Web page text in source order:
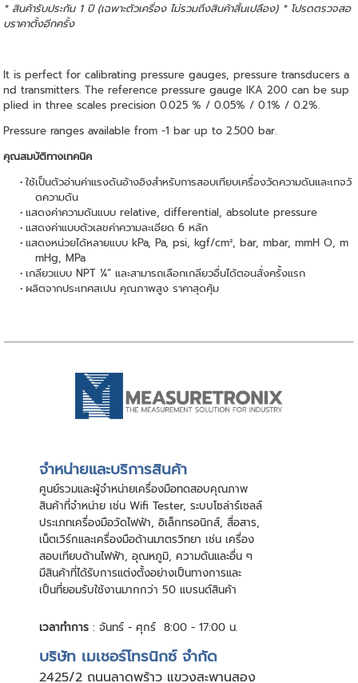
* สินค้ารับประกัน 1 ปี (เฉพาะตัวเครื่อง ไม่รวมถึงสินค้าสิ้นเปลือง) * โปรดตรวจสอ
บราคาตั้งอีกครั้ง
It is perfect for calibrating pressure gauges, pressure transducers a
nd transmitters. The reference pressure gauge IKA 200 can be sup
plied in three scales precision 0.025 % / 0.05% / 0.1% / 0.2%.
Pressure ranges available from -1 bar up to 2.500 bar.
คุณสมบัติทางเทคนิค
ใช้เป็นตัวอ่านค่าแรงดันอ้างอิงสำหรับการสอบเทียบเครื่องวัดความดันและเกจวั
ดความดัน
แสดงค่าความดันแบบ relative, differential, absolute pressure
แสดงค่าแบบตัวเลขค่าความละเอียด 6 หลัก
แสดงหน่วยได้หลายแบบ kPa, Pa, psi, kgf/cm², bar, mbar, mmH O, m
mHg, MPa
เกลียวแบบ NPT ¼” และสามารถเลือกเกลียวอื่นได้ตอนสั่งครั้งแรก
ผลิตจากประเทศสเปน คุณภาพสูง ราคาสุดคุ้ม
จําหน่ายและบริการสินค้า
ศูนย์รวมและผู้จําหน่ายเครื่องมือทดสอบคุณภาพ
สินค้าที่จําหน่าย เช่น Wifi Tester, ระบบโซล่าร์เซลล์
ประเภทเครื่องมือวัดไฟฟ้า, อิเล็กทรอนิกส์, สื่อสาร,
เน็ตเวิร์กและเครื่องมือด้านมาตรวิทยา เช่น เครื่อง
สอบเทียบด้านไฟฟ้า, อุณหภูมิ, ความดันและอื่น ๆ
มีสินค้าที่ได้รับการแต่งตั้งอย่างเป็นทางการและ
เป็นที่ยอมรับใช้งานมากกว่า 50 แบรนด์สินค้า
เวลาทำการ : จันทร์ - ศุกร์ 8:00 - 17:00 น.
บริษัท เมเชอร์โทรนิกซ์ จำกัด
2425/2 ถนนลาดพร้าว แขวงสะพานสอง